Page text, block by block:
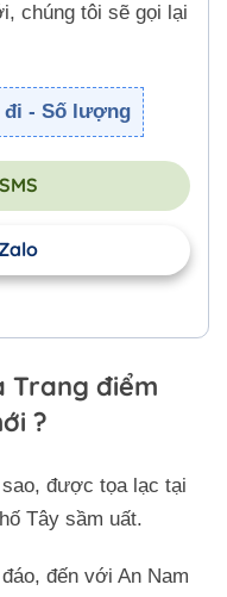
chúng tôi sẽ gọi lại
đi - Số lượng
Trang điểm
?
được tọa lạc tại
Tây sầm uất.
đến với An Nam